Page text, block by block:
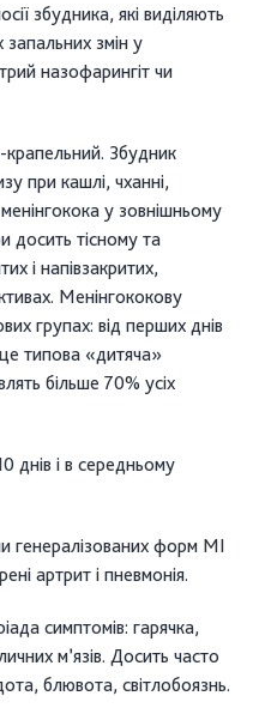
збудника, які виділяють
змін у
назофарингіт чи
крапельний. Збудник
при кашлі, чханні,
у зовнішньому
досить тісному та
і напівзакритих,
Менінгококову
групах: від перших днів
типова «дитяча»
більше 70% усіх
днів і в середньому
генералізованих форм МІ
артрит і пневмонія.
симптомів: гарячка,
м’язів. Досить часто
блювота, світлобоязнь.